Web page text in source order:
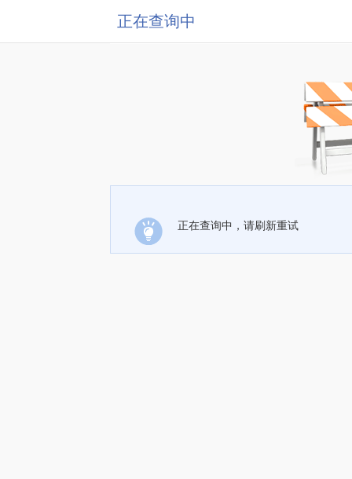
正在查询中
正在查询中，请刷新重试